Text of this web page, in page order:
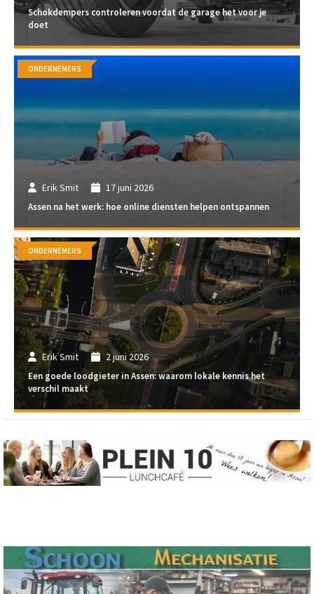
Schokdempers controleren voordat de garage het voor je
doet
Erik Smit 17 juni 2026
Assen na het werk: hoe online diensten helpen ontspannen
ONDERNEMERS
Erik Smit 2 juni 2026
Een goede loodgieter in Assen: waarom lokale kennis het
verschil maakt
ONDERNEMERS